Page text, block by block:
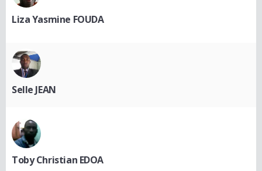
Liza Yasmine FOUDA
Selle JEAN
Toby Christian EDOA